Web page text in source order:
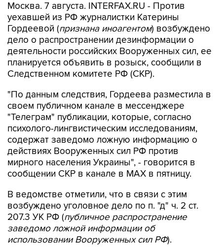
Москва. 7 августа. INTERFAX.RU - Против
уехавшей из РФ журналистки Катерины
Гордеевой (признана иноагентом) возбуждено
дело о распространении дезинформации о
деятельности российских Вооруженных сил, ее
планируется объявить в розыск, сообщили в
Следственном комитете РФ (СКР).
"По данным следствия, Гордеева разместила в
своем публичном канале в мессенджере
"Телеграм" публикации, которые, согласно
психолого-лингвистическим исследованиям,
содержат заведомо ложную информацию о
действиях Вооруженных сил РФ против
мирного населения Украины", - говорится в
сообщении СКР в канале в MAX в пятницу.
В ведомстве отметили, что в связи с этим
возбуждено уголовное дело по п. "д" ч. 2 ст.
207.3 УК РФ (публичное распространение
заведомо ложной информации об
использовании Вооруженных сил РФ).